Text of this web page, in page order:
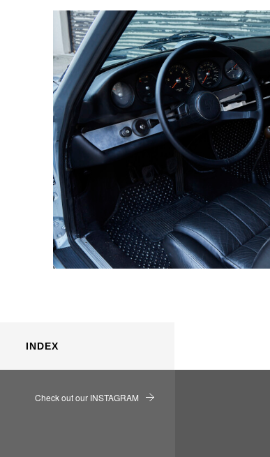
INDEX
Check out our INSTAGRAM